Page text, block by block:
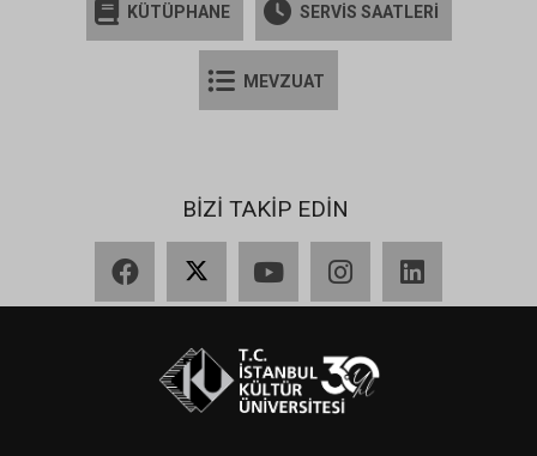
KÜTÜPHANE SERVİS SAATLERİ
MEVZUAT
BİZİ TAKİP EDİN